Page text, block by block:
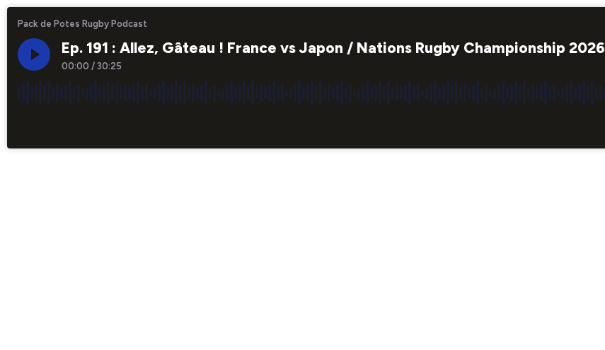
Pack de Potes Rugby Podcast
Ep. 191 : Allez, Gâteau ! France vs Japon / Nations Rugby Championship 2026
00:00 /30:25